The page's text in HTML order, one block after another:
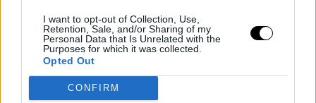
I want to opt-out of Collection, Use,
Retention, Sale, and/or Sharing of my
Personal Data that Is Unrelated with the
Purposes for which it was collected.
Opted Out
CONFIRM
túlélő vagyok. Kibaszottul küzdjetek! Az élet
csodálatos!"